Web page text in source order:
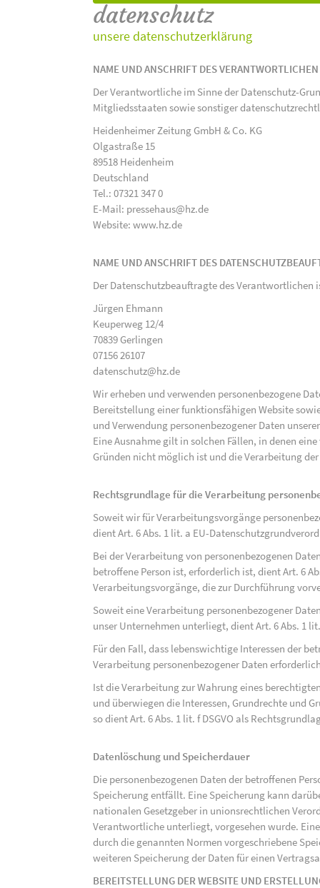
datenschutz
unsere datenschutzerklärung
NAME UND ANSCHRIFT DES VERANTWORTLICHEN
Der Verantwortliche im Sinne der Datenschutz-
Mitgliedsstaaten sowie sonstiger
Heidenheimer Zeitung GmbH & Co. KG
Olgastraße 15
89518 Heidenheim
Deutschland
Tel.: 07321 347 0
E-Mail: pressehaus@hz.de
Website: www.hz.de
NAME UND ANSCHRIFT DES
Der Datenschutzbeauftragte des Verantwortlichen
Jürgen Ehmann
Keuperweg 12/4
70839 Gerlingen
07156 26107
datenschutz@hz.de
Wir erheben und verwenden personenbezogene
Bereitstellung einer funktionsfähigen Website
und Verwendung personenbezogener Daten
Eine Ausnahme gilt in solchen Fällen, in denen
Gründen nicht möglich ist und die Verarbeitung
Rechtsgrundlage für die Verarbeitung
Soweit wir für Verarbeitungsvorgänge
dient Art. 6 Abs. 1 lit. a EU-
Bei der Verarbeitung von personenbezogenen
betroffene Person ist, erforderlich ist, dient Art. 6
Verarbeitungsvorgänge, die zur Durchführung
Soweit eine Verarbeitung personenbezogener
unser Unternehmen unterliegt, dient Art. 6 Abs. 1
Für den Fall, dass lebenswichtige Interessen der
Verarbeitung personenbezogener Daten
Ist die Verarbeitung zur Wahrung eines
und überwiegen die Interessen, Grundrechte und
so dient Art. 6 Abs. 1 lit. f DSGVO als
Datenlöschung und Speicherdauer
Die personenbezogenen Daten der betroffenen
Speicherung entfällt. Eine Speicherung kann
nationalen Gesetzgeber in unionsrechtlichen
Verantwortliche unterliegt, vorgesehen wurde.
durch die genannten Normen vorgeschriebene
weiteren Speicherung der Daten für einen
BEREITSTELLUNG DER WEBSITE UND